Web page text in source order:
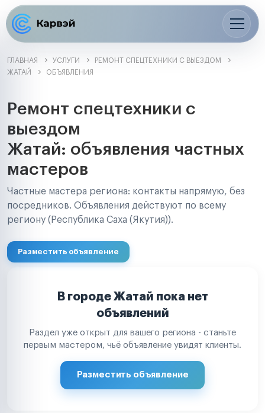
ГЛАВНАЯ УСЛУГИ
РЕМОНТ СПЕЦТЕХНИКИ С ВЫЕЗДОМ
ЖАТАЙ
ОБЪЯВЛЕНИЯ
Ремонт спецтехники с
выездом
Жатай: объявления частных
мастеров
Частные мастера региона: контакты напрямую, без
посредников. Объявления действуют по всему
региону (Республика Саха (Якутия)).
Разместить объявление
В городе Жатай пока нет
объявлений
Раздел уже открыт для вашего региона - станьте
первым мастером, чьё объявление увидят клиенты.
Разместить объявление